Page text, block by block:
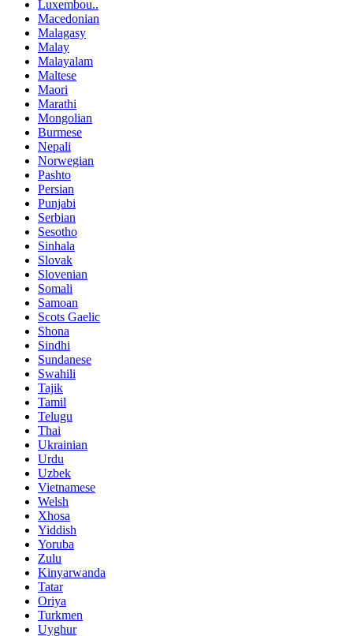
Luxembou..
Macedonian
Malagasy
Malay
Malayalam
Maltese
Maori
Marathi
Mongolian
Burmese
Nepali
Norwegian
Pashto
Persian
Punjabi
Serbian
Sesotho
Sinhala
Slovak
Slovenian
Somali
Samoan
Scots Gaelic
Shona
Sindhi
Sundanese
Swahili
Tajik
Tamil
Telugu
Thai
Ukrainian
Urdu
Uzbek
Vietnamese
Welsh
Xhosa
Yiddish
Yoruba
Zulu
Kinyarwanda
Tatar
Oriya
Turkmen
Uyghur